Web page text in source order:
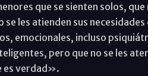
que se sienten solos,
les atienden sus
emocionales, incluso
pero que no se les
es verdad».